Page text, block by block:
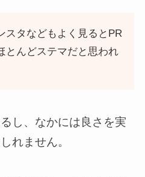
スタなどもよく見るとPR
とんどステマだと思われ
し、なかには良さを実
れません。